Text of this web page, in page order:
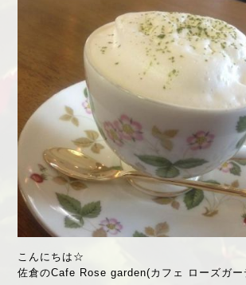
こんにちは☆
佐倉のCafe Rose garden(カフェ ローズガー